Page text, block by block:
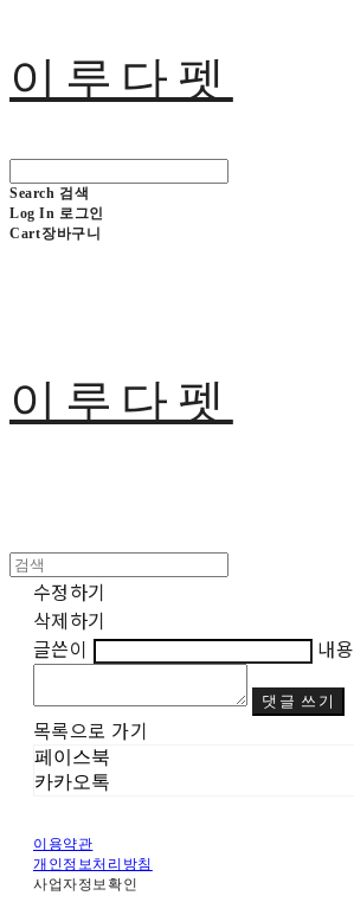
이루다펫
Search 검색
Log In 로그인
Cart장바구니
이루다펫
수정하기
삭제하기
글쓴이
내용
댓글 쓰기
목록으로 가기
페이스북
카카오톡
이용약관
개인정보처리방침
사업자정보확인